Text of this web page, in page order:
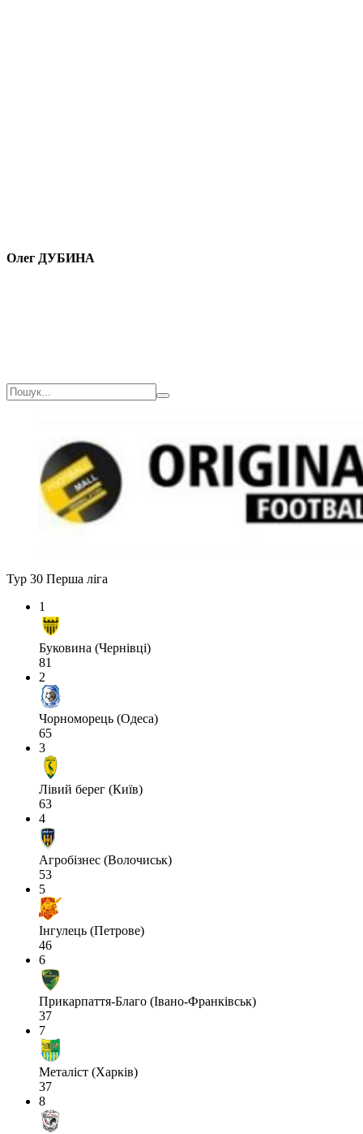
Олег ДУБИНА
Тур 30 Перша ліга
1
Буковина (Чернівці)
81
2
Чорноморець (Одеса)
65
3
Лівий берег (Київ)
63
4
Агробізнес (Волочиськ)
53
5
Інгулець (Петрове)
46
6
Прикарпаття-Благо (Івано-Франківськ)
37
7
Металіст (Харків)
37
8